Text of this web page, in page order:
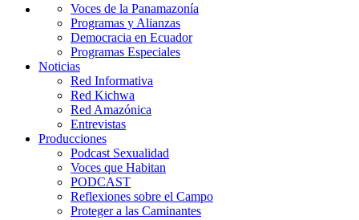
Voces de la Panamazonía
Programas y Alianzas
Democracia en Ecuador
Programas Especiales
Noticias
Red Informativa
Red Kichwa
Red Amazónica
Entrevistas
Producciones
Podcast Sexualidad
Voces que Habitan
PODCAST
Reflexiones sobre el Campo
Proteger a las Caminantes